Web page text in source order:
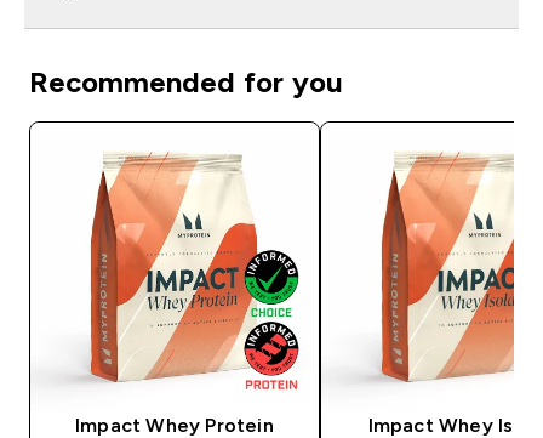
Recommended for you
Impact Whey Protein Impact Whey